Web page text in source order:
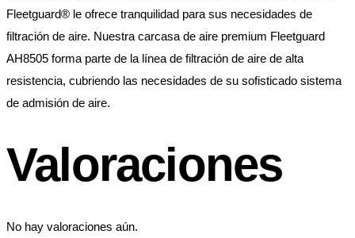
Fleetguard® le ofrece tranquilidad para sus necesidades de
filtración de aire. Nuestra carcasa de aire premium Fleetguard
AH8505 forma parte de la línea de filtración de aire de alta
resistencia, cubriendo las necesidades de su sofisticado sistema
de admisión de aire.
Valoraciones
No hay valoraciones aún.